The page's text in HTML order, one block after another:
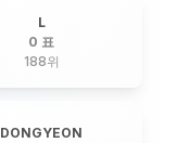
L
0 표
188위
DONGYEON